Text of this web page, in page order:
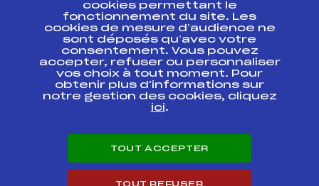
Projet sportif fédéral
Projet de performance fédéral
Antidopage
Pôle Développement, Formation, Suivi
Scientifique
Listes ministérielles
Pôle vie de l’athlète
Carrières
cookies permettant le
fonctionnement du site. Les
cookies de mesure d’audience ne
sont déposés qu’avec votre
consentement. Vous pouvez
accepter, refuser ou personnaliser
vos choix à tout moment. Pour
obtenir plus d'informations sur
notre gestion des cookies, cliquez
ici.
TOUT ACCEPTER
TOUT REFUSER